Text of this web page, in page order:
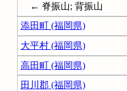
← 脊振山; 背振山
添田町 (福岡県)
大平村 (福岡県)
高田町 (福岡県)
田川郡 (福岡県)